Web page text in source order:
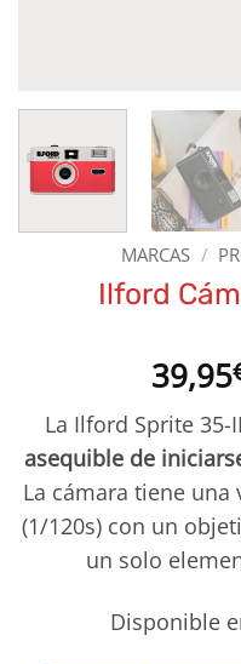
MARCAS /
Ilford
39,95
La Ilford Sprite 35-II
asequible de
La cámara tiene
(1/120s) con un
un solo
Disponible